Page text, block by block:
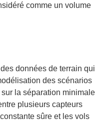
comme un volume
données de terrain qui
des scénarios
la séparation minimale
plusieurs capteurs
sûre et les vols